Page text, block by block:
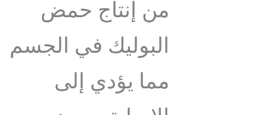
من إنتاج حمض
البوليك في الجسم
مما يؤدي إلى